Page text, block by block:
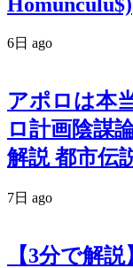
Homunculu$)
6日 ago
アポロは本
ロ計画陰謀
解説 都市伝
7日 ago
【3分で解